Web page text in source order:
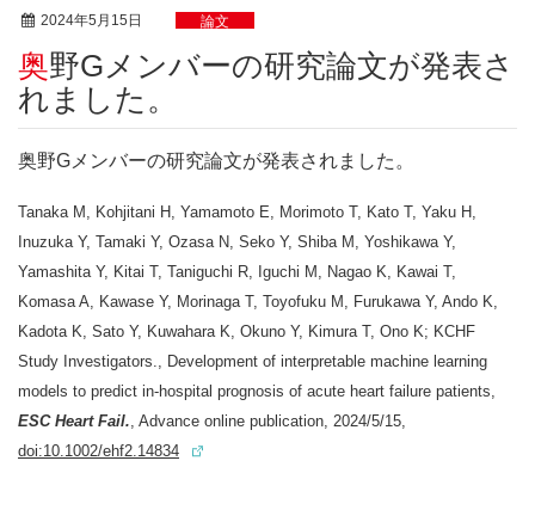
2024年5月15日 論文
奥野Gメンバーの研究論文が発表さ
れました。
奥野Gメンバーの研究論文が発表されました 。
Tanaka M, Kohjitani H, Yamamoto E, Morimoto T, Kato T, Yaku H,
Inuzuka Y, Tamaki Y, Ozasa N, Seko Y, Shiba M, Yoshikawa Y,
Yamashita Y, Kitai T, Taniguchi R, Iguchi M, Nagao K, Kawai T,
Komasa A, Kawase Y, Morinaga T, Toyofuku M, Furukawa Y, Ando K,
Kadota K, Sato Y, Kuwahara K, Okuno Y, Kimura T, Ono K; KCHF
Study Investigators., Development of interpretable machine learning
models to predict in-hospital prognosis of acute heart failure patients,
ESC Heart Fail., Advance online publication, 2024/5/15,
doi:10.1002/ehf2.14834